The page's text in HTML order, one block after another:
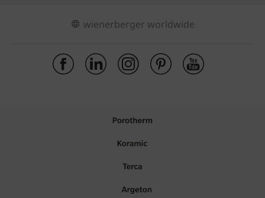
wienerberger worldwide